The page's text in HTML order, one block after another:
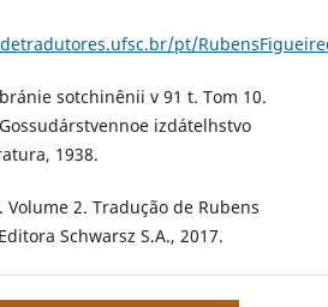
pt/
sotchinênii v 91 t. Tom 10.
izdátelhstvo
1938.
Volume 2. Tradução de Rubens
Schwarsz S.A., 2017.